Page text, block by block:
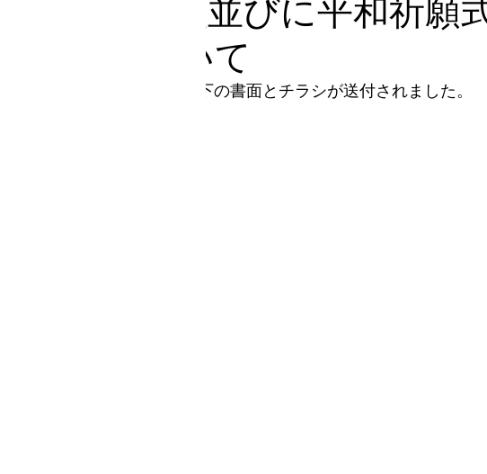
犠牲者慰霊並びに平和祈願
送付について
部通信にて、各支部へ以下の書面とチラシが送付されました。